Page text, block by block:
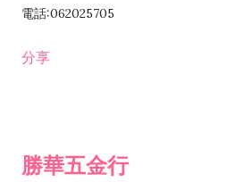
電話:062025705
分享
勝華五金行